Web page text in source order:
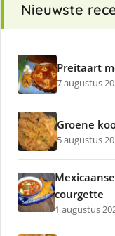
Nieuwste
Preitaart
7 augustus
Groene
5 augustus
courgette
1 augustus